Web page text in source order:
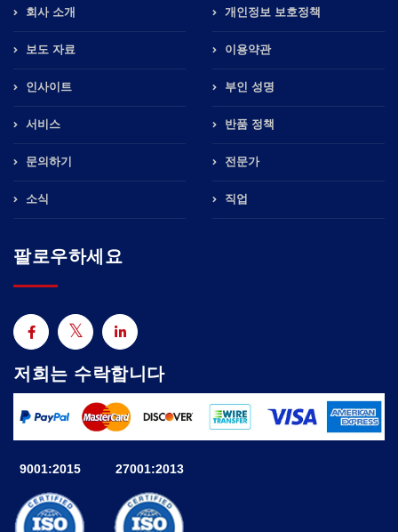
회사 소개
보도 자료
인사이트
서비스
문의하기
소식
개인정보 보호정책
이용약관
부인 성명
반품 정책
전문가
직업
팔로우하세요
저희는 수락합니다
9001:2015 27001:2013